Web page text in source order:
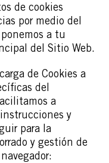
de cookies
por medio del
a tu
del Sitio Web.
de Cookies a
del
a
y
para la
y gestión de